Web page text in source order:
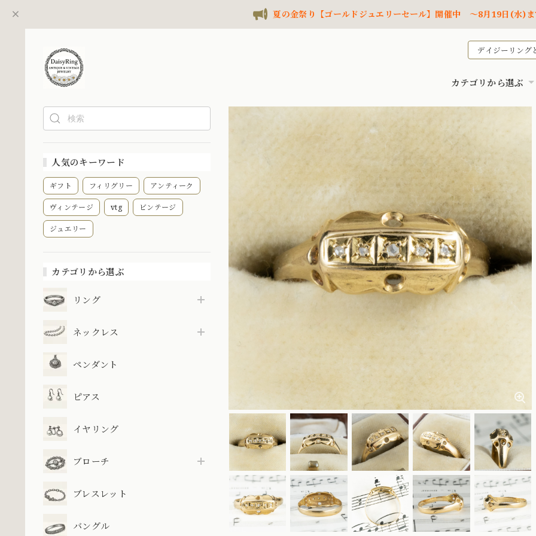
夏の金祭り【ゴールドジュエリーセール】開催中 ～8月19日(水)
デイジーリング
カテゴリから選ぶ
人気のキーワード
ギフト フィリグリー アンティーク
ヴィンテージ vtg ビンテージ
ジュエリー
カテゴリから選ぶ
リング
ネックレス
ペンダント
ピアス
イヤリング
ブローチ
ブレスレット
バングル